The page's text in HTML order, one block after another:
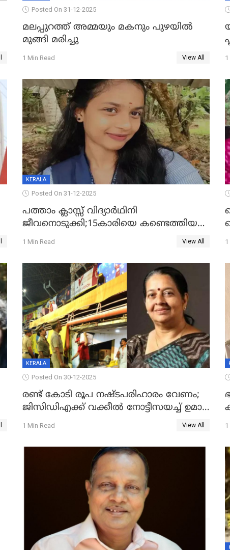
Posted On 31-12-2025
മലപ്പുറത്ത് അമ്മയും മകനും പുഴയിൽ
മുങ്ങി മരിച്ചു
1 Min Read View All 1
KERALA
Posted On 31-12-2025
പത്താം ക്ലാസ്സ് വിദ്യാര്‍ഥിനി
ജീവനൊടുക്കി;15കാരിയെ കണ്ടെത്തിയത്
കിടപ്പുമുറിയില്‍ തൂങ്ങി മരിച്ച നിലയിൽ
1 Min Read View All 1
KERALA
Posted On 30-12-2025
രണ്ട് കോടി രൂപ നഷ്ടപരിഹാരം വേണം;
ജിസിഡിഎക്ക് വക്കീൽ നോട്ടീസയച്ച് ഉമാ
തോമസ്
1 Min Read View All 1